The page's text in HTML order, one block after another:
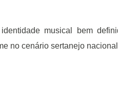
musical bem
no cenário sertanejo